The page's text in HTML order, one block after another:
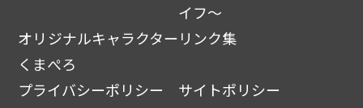
イフ～
オリジナルキャラクター
くまぺろ
リンク集
プライバシーポリシー
サイトポリシー